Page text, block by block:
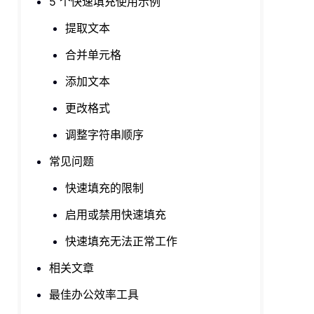
提取文本
合并单元格
添加文本
更改格式
调整字符串顺序
常见问题
快速填充的限制
启用或禁用快速填充
快速填充无法正常工作
相关文章
最佳办公效率工具